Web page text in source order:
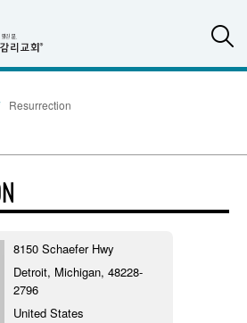
Resurrection
8150 Schaefer Hwy
Detroit, Michigan, 48228-
2796
United States